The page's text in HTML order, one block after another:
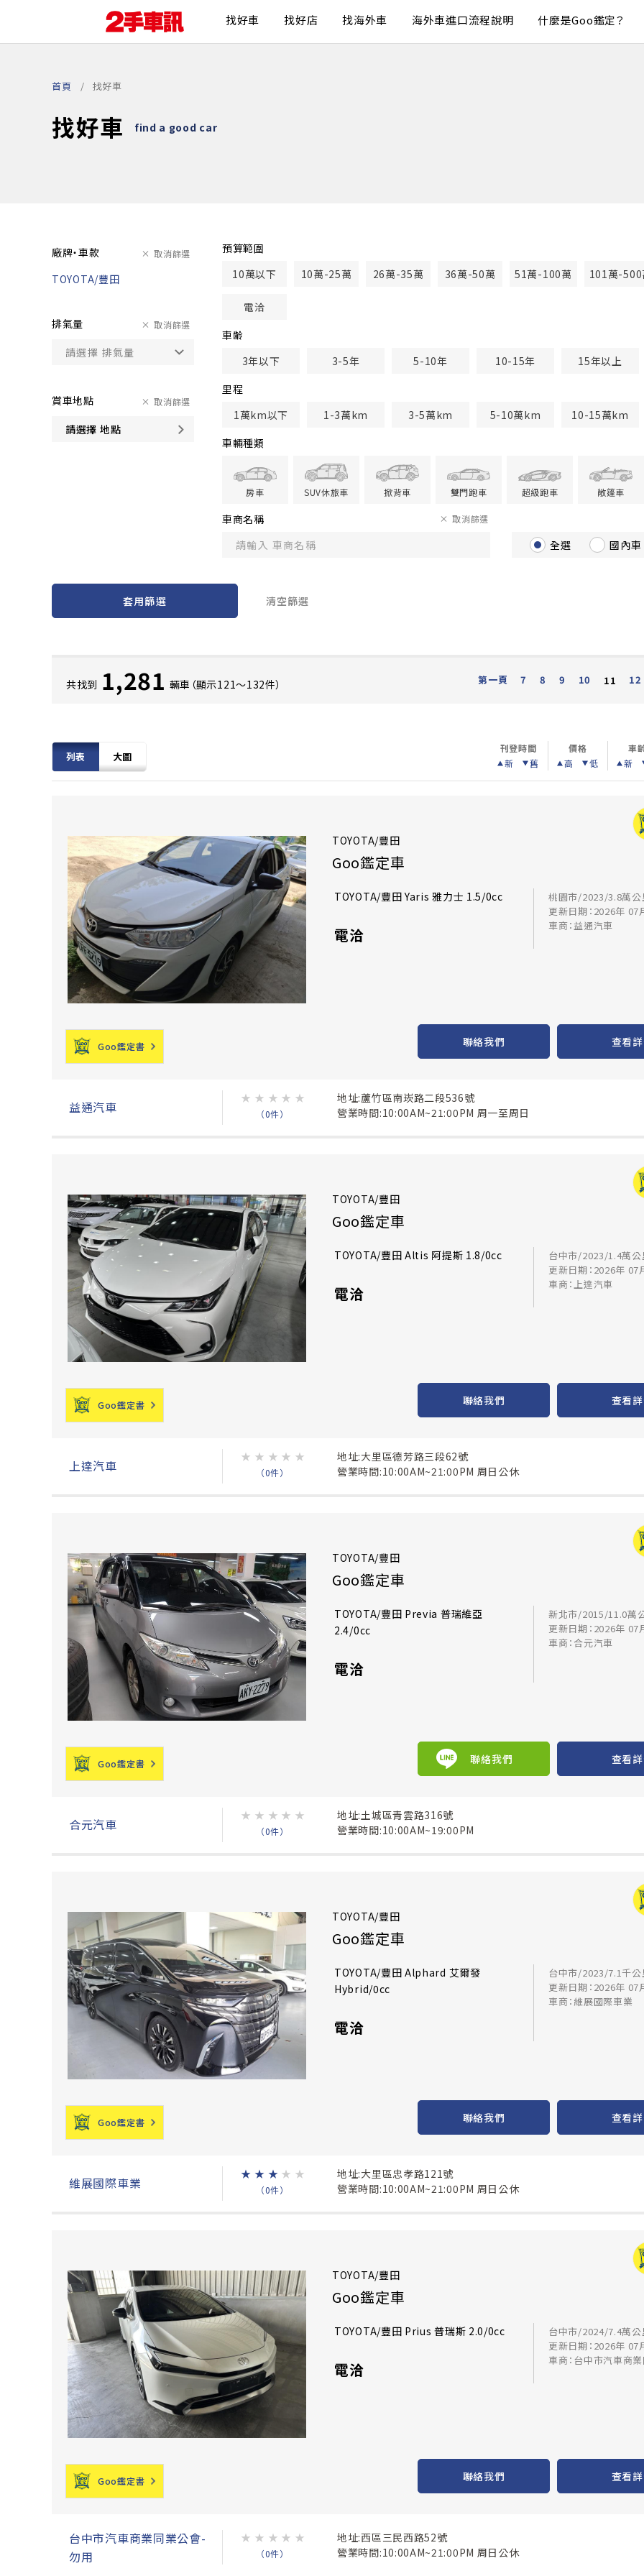
找好車 找好店 找海外車 海外車進口流程說明 什麼是Goo鑑定？
首頁 找好車
找好車 find a good car
廠牌・車款 取消篩選
TOYOTA/豐田
排氣量 取消篩選
賞車地點
請選擇 地點
取消篩選
預算範圍
10萬以下
10萬-25萬 26萬-35萬 36萬-50萬 51萬-100萬 101萬-500
電洽
車齢
3年以下
3-5年 5-10年 10-15年
15年以上
里程
1萬km以下
1-3萬km 3-5萬km 5-10萬km
10-15萬km
車輛種類
房車 SUV休旅車 掀背車 雙門跑車 超級跑車 敞篷車
車商名稱 取消篩選
全選 國內車
套用篩選 清空篩選
共找到 1,281 輛車（顯示121〜132件） 第一頁 7 8 9 10 11 12
列表 大圖
刊登時間
新
舊
價格
高
低
車
新
TOYOTA/豐田
Goo鑑定車
TOYOTA/豐田 Yaris 雅力士 1.5/0cc
電洽
桃園市/2023/3.8萬公
更新日期：2026年 07
車商：益通汽車
Goo鑑定書 聯絡我們 查看
益通汽車
★ ★ ★ ★ ★
（0件）
地址:蘆竹區南崁路二段536號
營業時間:10:00AM~21:00PM 周一至周日
TOYOTA/豐田
Goo鑑定車
TOYOTA/豐田 Altis 阿提斯 1.8/0cc
電洽
台中市/2023/1.4萬公
更新日期：2026年 07
車商：上達汽車
Goo鑑定書 聯絡我們 查看
上達汽車
★ ★ ★ ★ ★
（0件）
地址:大里區德芳路三段62號
營業時間:10:00AM~21:00PM 周日公休
TOYOTA/豐田
Goo鑑定車
TOYOTA/豐田 Previa 普瑞維亞
2.4/0cc
電洽
新北市/2015/11.0萬
更新日期：2026年 07
車商：合元汽車
Goo鑑定書 聯絡我們 查看
合元汽車
★ ★ ★ ★ ★
（0件）
地址:土城區青雲路316號
營業時間:10:00AM~19:00PM
TOYOTA/豐田
Goo鑑定車
TOYOTA/豐田 Alphard 艾爾發
Hybrid/0cc
電洽
台中市/2023/7.1千公
更新日期：2026年 07
車商：維展國際車業
Goo鑑定書 聯絡我們 查看
維展國際車業
★ ★ ★ ★ ★
（0件）
地址:大里區忠孝路121號
營業時間:10:00AM~21:00PM 周日公休
TOYOTA/豐田
Goo鑑定車
TOYOTA/豐田 Prius 普瑞斯 2.0/0cc
電洽
台中市/2024/7.4萬公
更新日期：2026年 07
車商：台中市汽車商
Goo鑑定書 聯絡我們 查看
台中市汽車商業同業公會-
勿用
★ ★ ★ ★ ★
（0件）
地址:西區三民西路52號
營業時間:10:00AM~21:00PM 周日公休